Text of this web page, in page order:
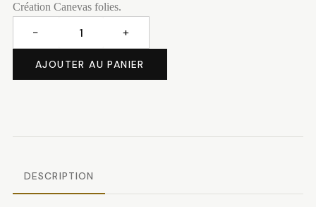
Création Canevas folies.
Bucolique
− +
AJOUTER AU PANIER
DESCRIPTION